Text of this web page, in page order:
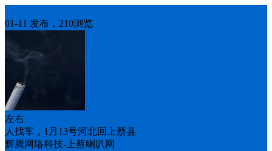
01-11 发布，210浏览
左右
人找车，1月13号河北回上蔡县
辉腾网络科技-上蔡喇叭网